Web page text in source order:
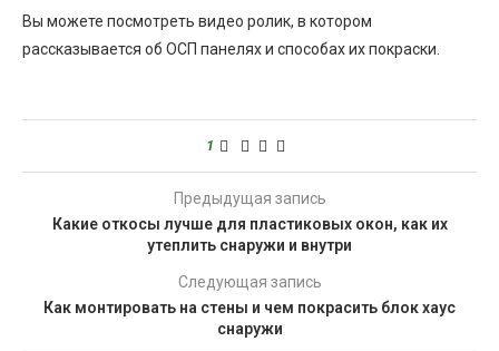
Вы можете посмотреть видео ролик, в котором
рассказывается об ОСП панелях и способах их покраски.
1
Предыдущая запись
Какие откосы лучше для пластиковых окон, как их
утеплить снаружи и внутри
Следующая запись
Как монтировать на стены и чем покрасить блок хаус
снаружи